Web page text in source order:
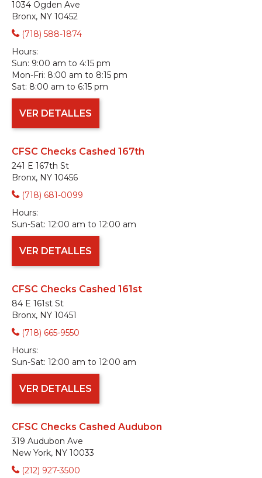
1034 Ogden Ave
Bronx, NY 10452
(718) 588-1874
Hours:
Sun: 9:00 am to 4:15 pm
Mon-Fri: 8:00 am to 8:15 pm
Sat: 8:00 am to 6:15 pm
VER DETALLES
CFSC Checks Cashed 167th
241 E 167th St
Bronx, NY 10456
(718) 681-0099
Hours:
Sun-Sat: 12:00 am to 12:00 am
VER DETALLES
CFSC Checks Cashed 161st
84 E 161st St
Bronx, NY 10451
(718) 665-9550
Hours:
Sun-Sat: 12:00 am to 12:00 am
VER DETALLES
CFSC Checks Cashed Audubon
319 Audubon Ave
New York, NY 10033
(212) 927-3500